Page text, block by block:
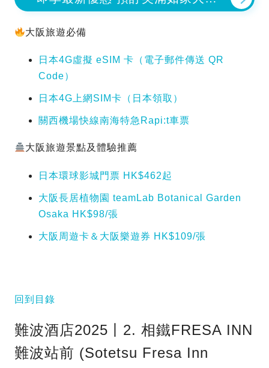
難波車站
大阪旅遊必備
日本4G虛擬 eSIM 卡（電子郵件傳送 QR
Code）
日本4G上網SIM卡（日本領取）
關西機場快線南海特急Rapi:t車票
大阪旅遊景點及體驗推薦
日本環球影城門票 HK$462起
大阪長居植物園 teamLab Botanical Garden
Osaka HK$98/張
大阪周遊卡＆大阪樂遊券 HK$109/張
回到目錄
難波酒店2025丨2. 相鐵FRESA INN
難波站前 (Sotetsu Fresa Inn